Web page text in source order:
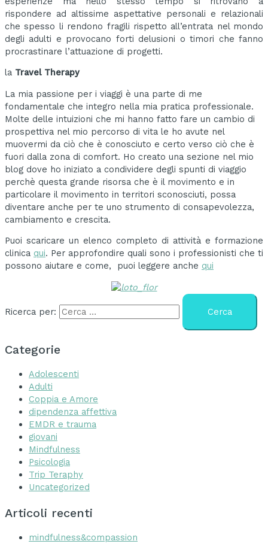
rispondere ad altissime aspettative personali e relazionali
che spesso li rendono fragili rispetto all’entrata nel mondo
degli adulti e provocano forti delusioni o timori che fanno
procrastinare l’attuazione di progetti.
la Travel Therapy
La mia passione per i viaggi è una parte di me
fondamentale che integro nella mia pratica professionale.
Molte delle intuizioni che mi hanno fatto fare un cambio di
prospettiva nel mio percorso di vita le ho avute nel
muovermi da ciò che è conosciuto e certo verso ciò che è
fuori dalla zona di comfort. Ho creato una sezione nel mio
blog dove ho iniziato a condividere degli spunti di viaggio
perchè questa grande risorsa che è il movimento e in
particolare il movimento in territori sconosciuti, possa
diventare anche per te uno strumento di consapevolezza,
cambiamento e crescita.
Puoi scaricare un elenco completo di attività e formazione
clinica qui. Per approfondire quali sono i professionisti che ti
possono aiutare e come, puoi leggere anche qui
Ricerca per:
Categorie
Adolescenti
Adulti
Coppia e Amore
dipendenza affettiva
EMDR e trauma
giovani
Mindfulness
Psicologia
Trip Teraphy
Uncategorized
Articoli recenti
mindfulness&compassion